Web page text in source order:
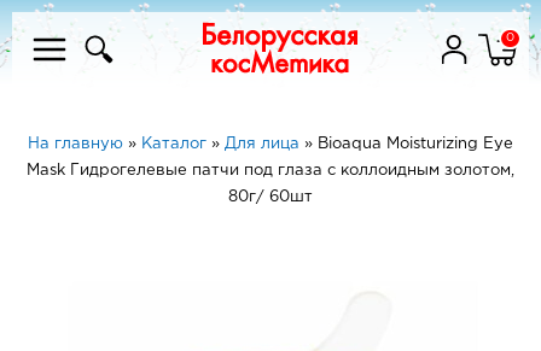
0
На главную » Каталог » Для лица » Bioaqua Moisturizing Eye
Mask Гидрогелевые патчи под глаза с коллоидным золотом,
80г/ 60шт